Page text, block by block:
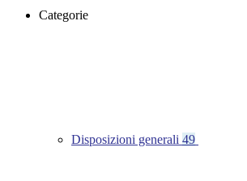
Categorie
Disposizioni generali 49